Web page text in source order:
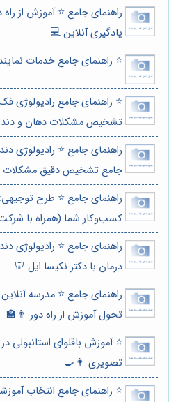
راهنمای جامع ⭐️ آموزش از
یادگیری آنلاین 💻
⭐️ راهنمای جامع خدمات
⭐️ راهنمای جامع
تشخیص مشکلات دهان و
راهنمای جامع ⭐️ رادیولوژی
جامع تشخیص دقیق مشکلات
راهنمای جامع ⭐️ طرح
کسب‌وکار شما (همراه با
راهنمای جامع ⭐️ رادیولوژی
درمان با دکتر نکیسا ایل 🦷
راهنمای جامع ⭐️ مدرسه
تحول آموزش از راه دور 👨‍🏫
⭐️ آموزش باقلوای استانبولی
تصویری 👨‍🍳
⭐️ راهنمای جامع انتخاب